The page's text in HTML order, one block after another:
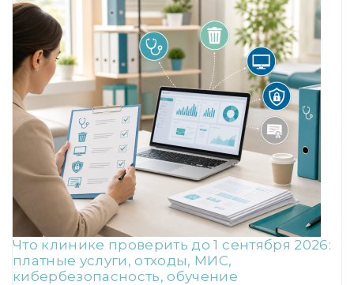
Что клинике проверить до 1 сентября 2026:
платные услуги, отходы, МИС,
кибербезопасность, обучение